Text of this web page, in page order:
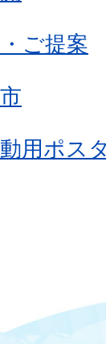
ご提案
用ポス